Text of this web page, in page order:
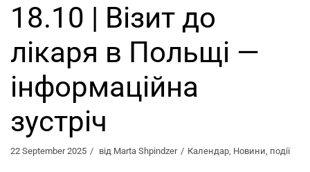
18.10 | Візит до
лікаря в Польщі —
інформаційна
зустріч
22 September 2025 від Marta Shpindzer Календар, Новини, події